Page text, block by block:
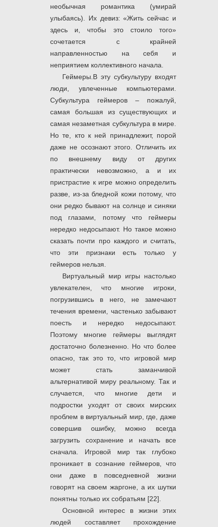
необычная романтика (умирай
улыбаясь). Их девиз: «Жить сейчас и
здесь и, чтобы это стоило того»
сочетается с крайней
направленностью на себя и
неприятием коллективного начала.
Геймеры.В эту субкультуру входят
люди, увлеченные компьютерами.
Субкультура геймеров – пожалуй,
самая большая из существующих и
самая незаметная субкультура в мире.
Но те, кто к ней принадлежит, порой
даже не осознают этого. Отличить их
по внешнему виду от других
практически невозможно, а и их
пристрастие к игре можно определить
разве, из-за бледной кожи потому, что
они редко бывают на солнце и синяки
под глазами, потому что геймеры
нередко недосыпают. Но такое можно
сказать почти про каждого и считать,
что эти признаки есть только у
геймеров нельзя.
Виртуальный мир игры настолько
увлекателен, что многие игроки,
погрузившись в него, не замечают
течения времени, частенько забывают
поесть и нередко недосыпают.
Поэтому многие геймеры выглядят
достаточно болезненно. Но что более
опасно, так это то, что игровой мир
может стать заманчивой
альтернативой миру реальному. Так и
случается, что многие дети и
подростки уходят от своих мирских
проблем в виртуальный мир, где, даже
совершив ошибку, можно всегда
загрузить сохранение и начать все
сначала. Игровой мир так глубоко
проникает в сознание геймеров, что
они даже в повседневной жизни
говорят на своем жаргоне, а их шутки
понятны только их собратьям [22].
Основной интерес в жизни этих
людей составляет прохождение